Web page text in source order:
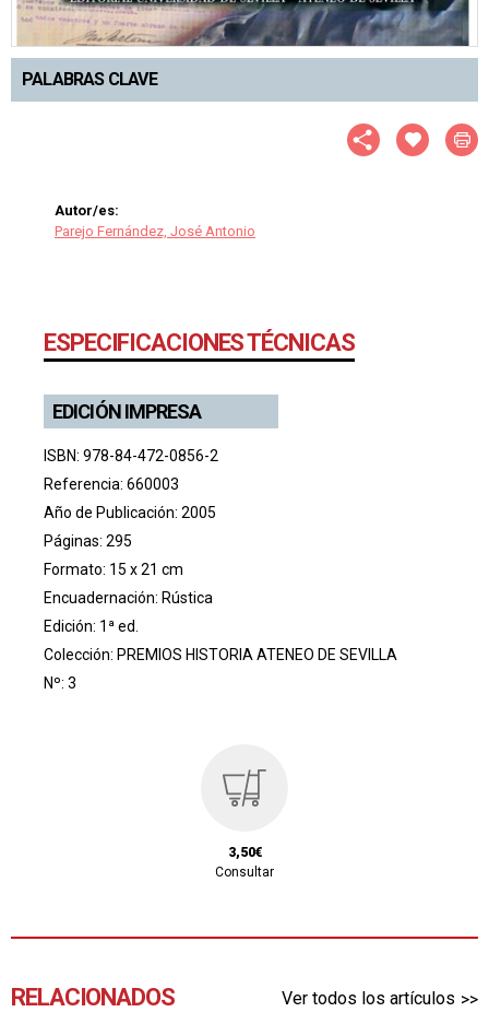
PALABRAS CLAVE
Autor/es:
Parejo Fernández, José Antonio
ESPECIFICACIONES TÉCNICAS
EDICIÓN IMPRESA
ISBN: 978-84-472-0856-2
Referencia: 660003
Año de Publicación: 2005
Páginas: 295
Formato: 15 x 21 cm
Encuadernación: Rústica
Edición: 1ª ed.
Colección: PREMIOS HISTORIA ATENEO DE SEVILLA
Nº: 3
3,50€
Consultar
RELACIONADOS Ver todos los artículos